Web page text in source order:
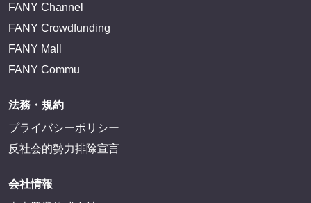
FANYサービス
FANY
FANY Ticket
FANY Mall
FANY Commu